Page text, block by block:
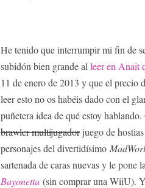
He tenido que interrumpir mi fin de
subidón bien grande al leer en Anait
11 de enero de 2013 y que el precio
leer esto no os habéis dado con el
puñetera idea de qué estoy
brawler multijugadorjuego de
personajes del divertidísimo
sartenada de caras nuevas y le pone
Bayonetta (sin comprar una WiiU).